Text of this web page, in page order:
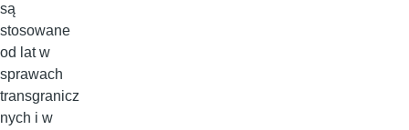
są
stosowane
od lat w
sprawach
transgranicz
nych i w